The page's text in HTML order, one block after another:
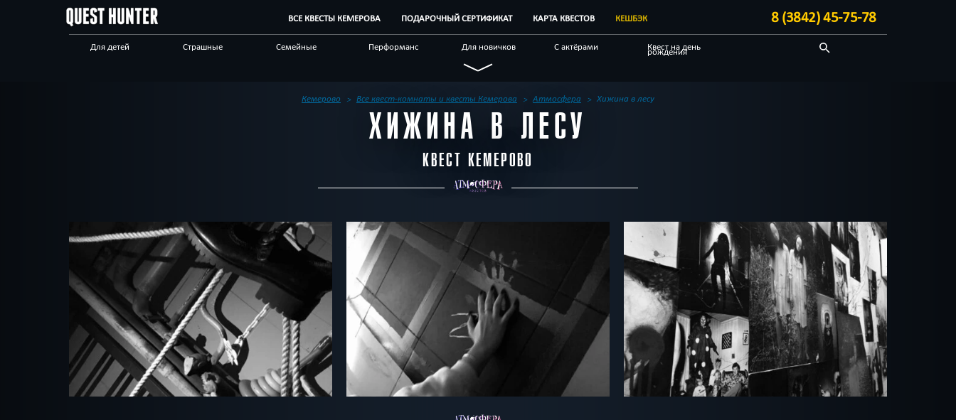
ВСЕ КВЕСТЫ КЕМЕРОВА ПОДАРОЧНЫЙ СЕРТИФИКАТ КАРТА КВЕСТОВ КЕШБЭК 8 (3842) 45-75-78
Для детей Страшные Семейные Перформанс Для новичков С актёрами Квест на день
рождения
Ограбление
Для взрослых Квест-комнаты Корпоративным
клиентам
Кемерово Все квест-комнаты и квесты Кемерова Атмосфера Хижина в лесу
ХИЖИНА В ЛЕСУ
КВЕСТ КЕМЕРОВО